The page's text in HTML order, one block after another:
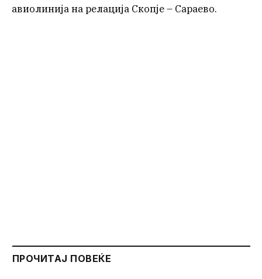
авиолинија на релација Скопје – Сараево.
ПРОЧИТАЈ ПОВЕЌЕ